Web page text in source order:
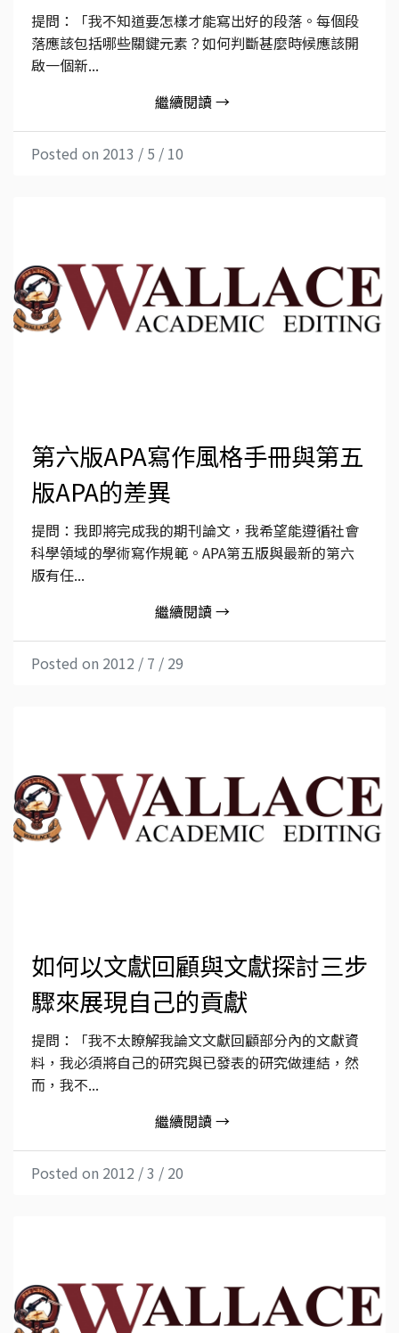
提問：「我不知道要怎樣才能寫出好的段落。每個段
落應該包括哪些關鍵元素？如何判斷甚麼時候應該開
啟一個新...
繼續閱讀 →
Posted on 2013 / 5 / 10
第六版APA寫作風格手冊與第五
版APA的差異
提問：我即將完成我的期刊論文，我希望能遵循社會
科學領域的學術寫作規範。APA第五版與最新的第六
版有任...
繼續閱讀 →
Posted on 2012 / 7 / 29
如何以文獻回顧與文獻探討三步
驟來展現自己的貢獻
提問：「我不太瞭解我論文文獻回顧部分內的文獻資
料，我必須將自己的研究與已發表的研究做連結，然
而，我不...
繼續閱讀 →
Posted on 2012 / 3 / 20